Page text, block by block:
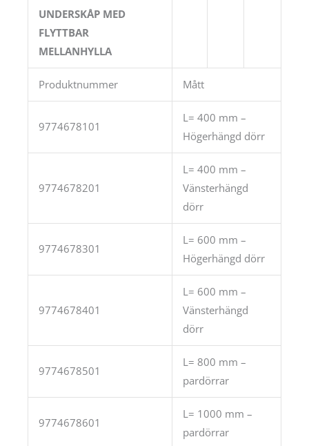
UNDERSKÅP MED
FLYTTBAR
MELLANHYLLA
Produktnummer Mått
9774678101
L= 400 mm –
Högerhängd dörr
9774678201
L= 400 mm –
Vänsterhängd
dörr
9774678301
L= 600 mm –
Högerhängd dörr
9774678401
L= 600 mm –
Vänsterhängd
dörr
9774678501
L= 800 mm –
pardörrar
9774678601
L= 1000 mm –
pardörrar